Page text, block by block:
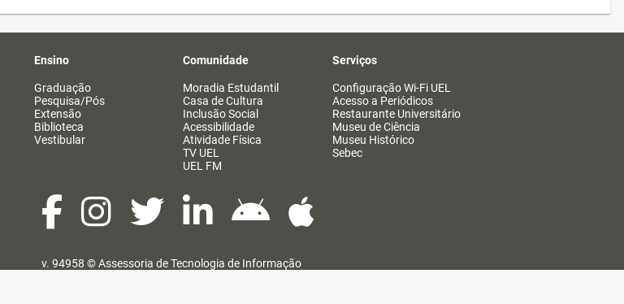
Ensino
Graduação
Pesquisa/Pós
Extensão
Biblioteca
Vestibular
Comunidade
Moradia Estudantil
Casa de Cultura
Inclusão Social
Acessibilidade
Atividade Física
TV UEL
UEL FM
Serviços
Configuração Wi-Fi UEL
Acesso a Periódicos
Restaurante Universitário
Museu de Ciência
Museu Histórico
Sebec
v. 94958 ©Assessoria de Tecnologia de Informação